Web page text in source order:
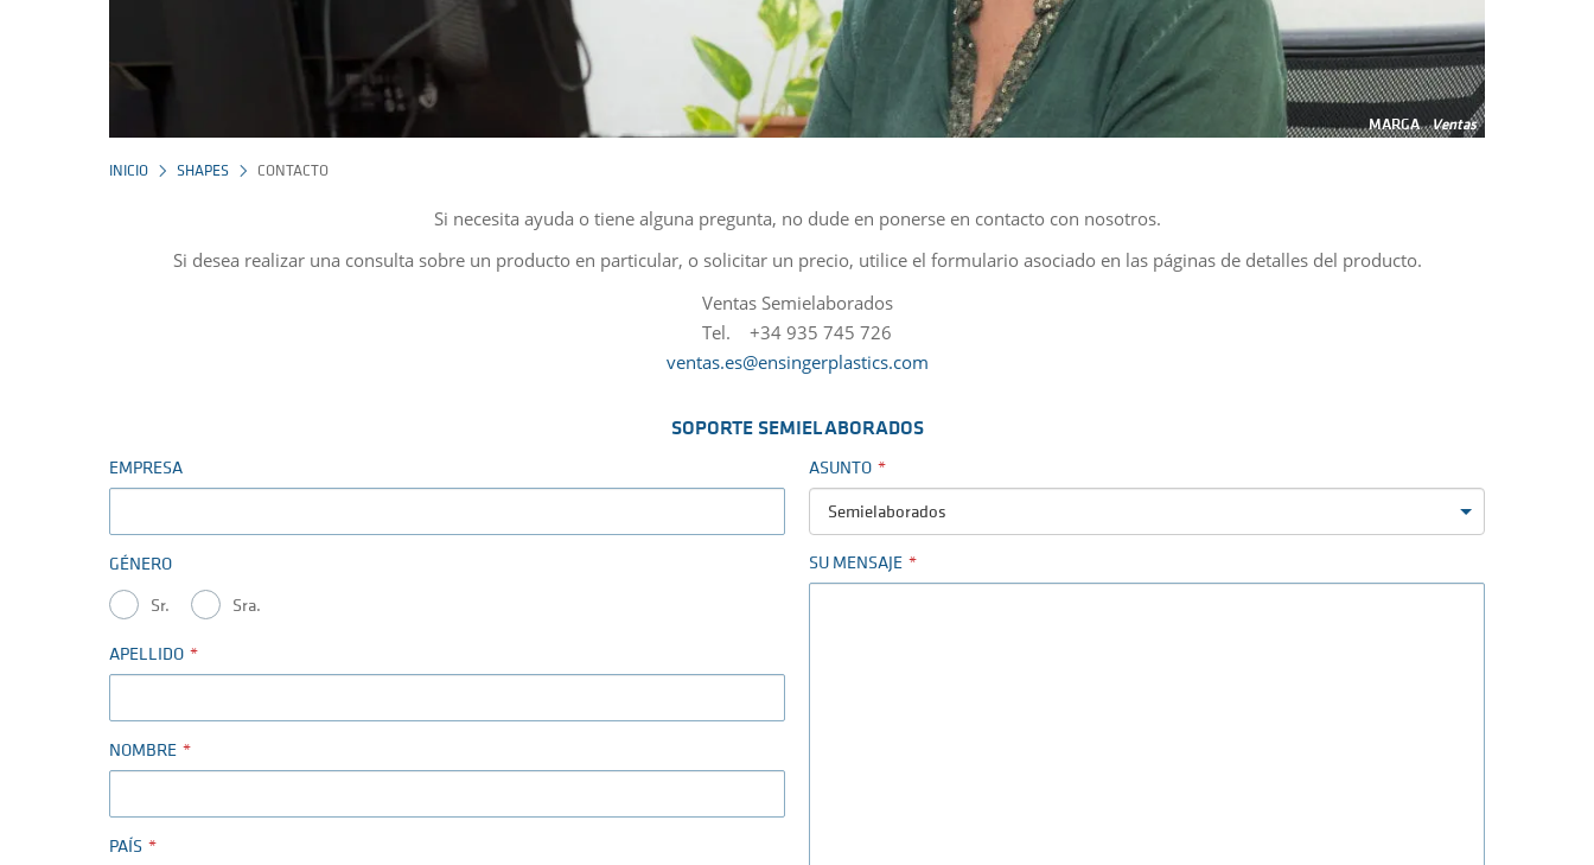
MARGA Ventas
INICIO SHAPES CONTACTO
Si necesita ayuda o tiene alguna pregunta, no dude en ponerse en contacto con nosotros.
Si desea realizar una consulta sobre un producto en particular, o solicitar un precio, utilice el formulario asociado en las páginas de detalles del producto.
Ventas Semielaborados
Tel. +34 935 745 726
ventas.es@ensingerplastics.com
SOPORTE SEMIELABORADOS
EMPRESA
GÉNERO
Sr. Sra.
APELLIDO
NOMBRE
PAÍS
ASUNTO
Semielaborados
SU MENSAJE